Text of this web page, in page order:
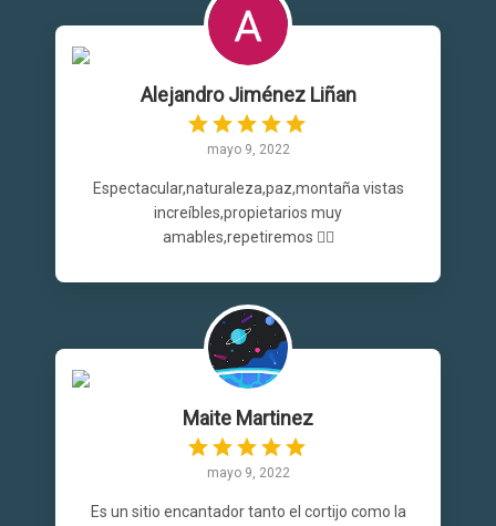
Alejandro Jiménez Liñan
mayo 9, 2022
Espectacular,naturaleza,paz,montaña vistas
increíbles,propietarios muy
amables,repetiremos 👍🏼
Maite Martinez
mayo 9, 2022
Es un sitio encantador tanto el cortijo como la